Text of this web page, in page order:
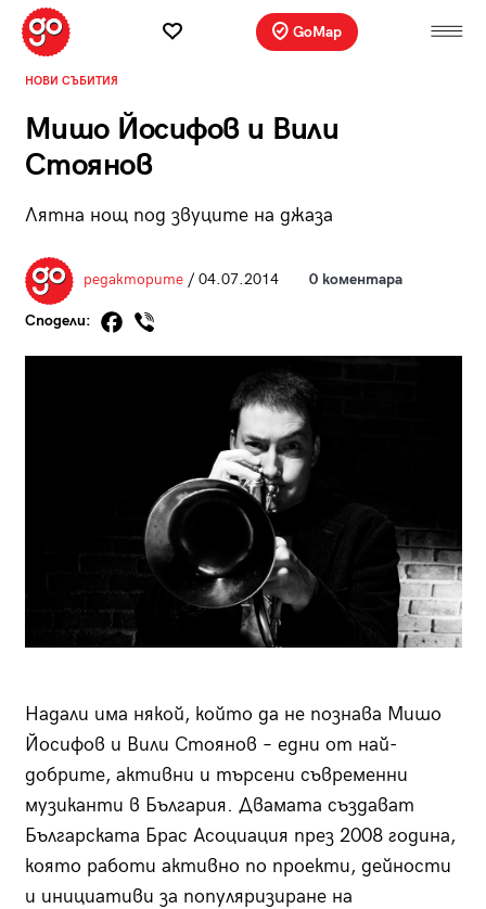
GoMap
НОВИ СЪБИТИЯ
Мишо Йосифов и Вили
Стоянов
Лятна нощ под звуците на джаза
редакторите/ 04.07.2014 0 коментара
Сподели:
Надали има някой, който да не познава Мишо
Йосифов и Вили Стоянов – едни от най-
добрите, активни и търсени съвременни
музиканти в България. Двамата създават
Българската Брас Асоциация през 2008 година,
която работи активно по проекти, дейности
и инициативи за популяризиране на